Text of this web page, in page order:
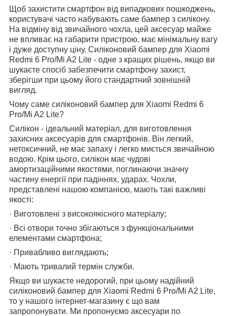
Щоб захистити смартфон від випадкових пошкоджень,
користувачі часто набувають саме бампер з силікону.
На відміну від звичайного чохла, цей аксесуар майже
не впливає на габарити пристрою, має мінімальну вагу
і дуже доступну ціну. Силіконовий бампер для Xiaomi
Redmi 6 Pro/Mi A2 Lite - одне з кращих рішень, якщо ви
шукаєте спосіб забезпечити смартфону захист,
зберігши при цьому його стандартний зовнішній
вигляд.
Чому саме силіконовий бампер для Xiaomi Redmi 6
Pro/Mi A2 Lite?
Силікон - ідеальний матеріал, для виготовлення
захисних аксесуарів для смартфонів. Він легкий,
нетоксичний, не має запаху і легко миється звичайною
водою. Крім цього, силікон має чудові
амортизаційними якостями, поглинаючи значну
частину енергії при падіннях, ударах. Чохли,
представлені нашою компанією, мають такі важливі
якості:
· Виготовлені з високоякісного матеріалу;
· Всі отвори точно збігаються з функціональними
елементами смартфона;
· Привабливо виглядають;
· Мають тривалий термін служби.
Якщо ви шукаєте недорогий, при цьому надійний
силіконовий бампер для Xiaomi Redmi 6 Pro/Mi A2 Lite,
то у нашого інтернет-магазину є що вам
запропонувати. Ми пропонуємо аксесуари по